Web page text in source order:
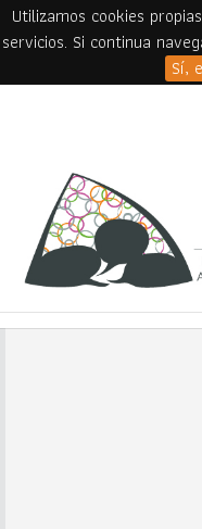
Utilizamos cookies
servicios. Si continua
Sí,